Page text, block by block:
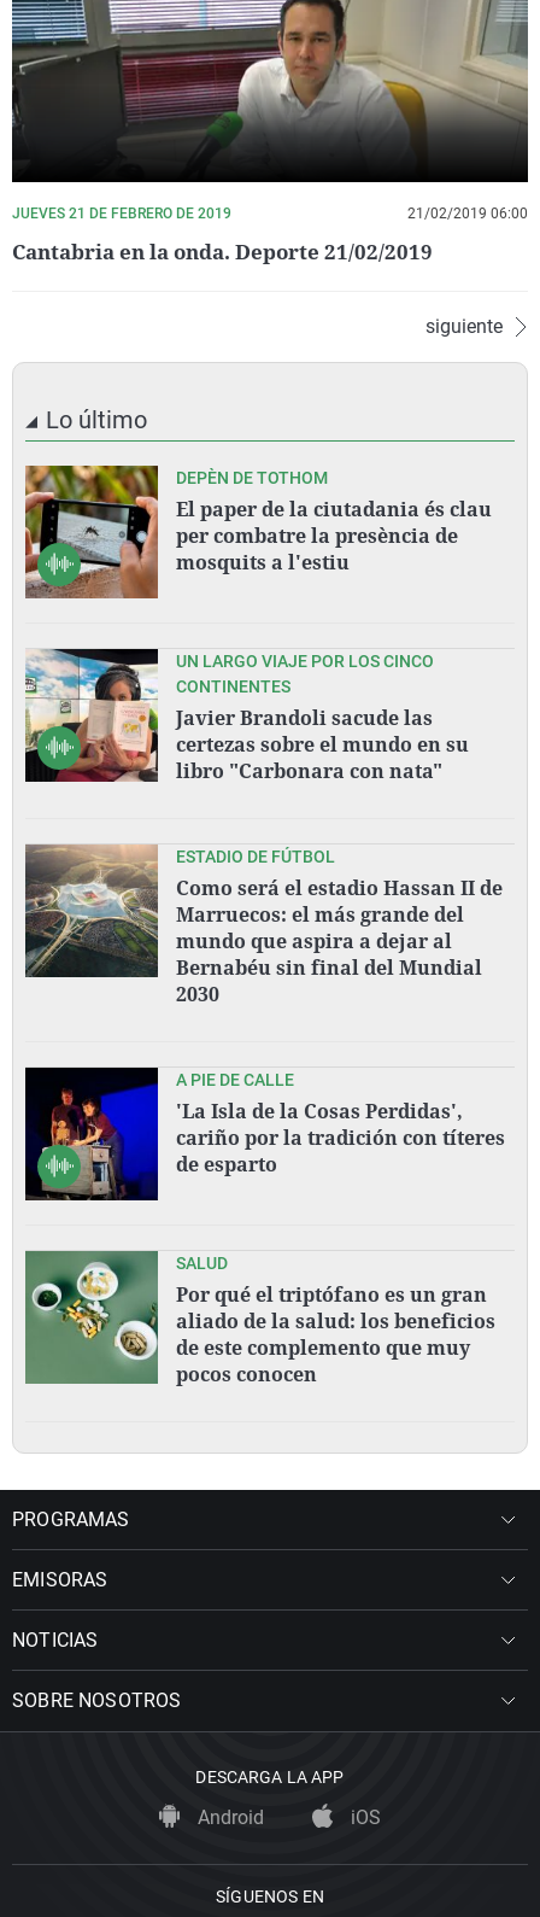
JUEVES 21 DE FEBRERO DE 2019 21/02/2019 06:00
Cantabria en la onda. Deporte 21/02/2019
siguiente
Lo último
DEPÈN DE TOTHOM
El paper de la ciutadania és clau
per combatre la presència de
mosquits a l'estiu
UN LARGO VIAJE POR LOS CINCO
CONTINENTES
Javier Brandoli sacude las
certezas sobre el mundo en su
libro "Carbonara con nata"
ESTADIO DE FÚTBOL
Como será el estadio Hassan II de
Marruecos: el más grande del
mundo que aspira a dejar al
Bernabéu sin final del Mundial
2030
A PIE DE CALLE
'La Isla de la Cosas Perdidas',
cariño por la tradición con títeres
de esparto
SALUD
Por qué el triptófano es un gran
aliado de la salud: los beneficios
de este complemento que muy
pocos conocen
PROGRAMAS
EMISORAS
NOTICIAS
SOBRE NOSOTROS
DESCARGA LA APP
Android iOS
SÍGUENOS EN